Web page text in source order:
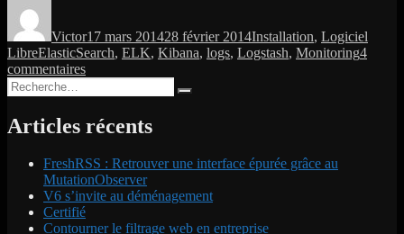
Victor17 mars 201428 février 2014Installation, Logiciel
LibreÉtiquettes
ElasticSearch, ELK, Kibana, logs, Logstash, Monitoring4
commentairessur
de
gestion
log
avec
ELK
Recherche
pour :
Recherche
Articles récents
FreshRSS : Retrouver une interface épurée grâce au
MutationObserver
V6 s’invite au déménagement
Certifié
Contourner le filtrage web en entreprise